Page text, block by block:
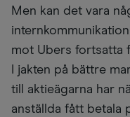
Men kan det vara
mot Ubers fortsatta
I jakten på bättre
till aktieägarna har
anställda fått betala